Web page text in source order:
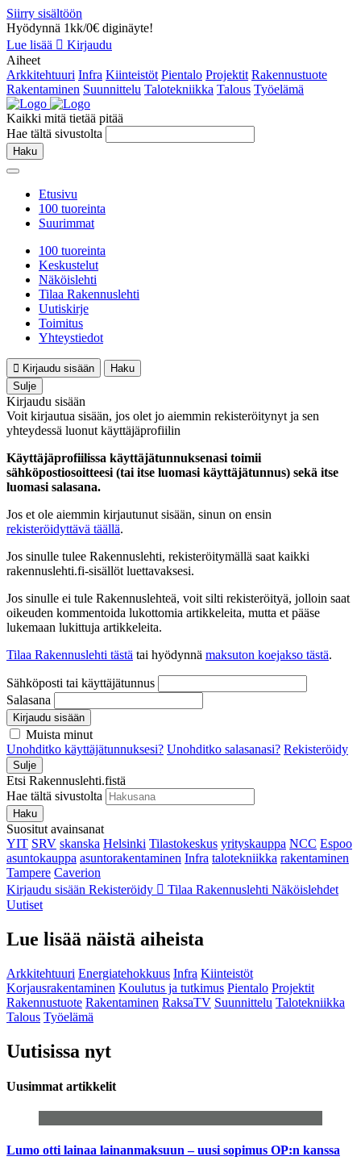
Siirry sisältöön
Hyödynnä 1kk/0€ diginäyte!
Lue lisää
Kirjaudu
Aiheet
Arkkitehtuuri Infra Kiinteistöt Pientalo Projektit Rakennustuote
Rakentaminen Suunnittelu Talotekniikka Talous Työelämä
Kaikki mitä tietää pitää
Hae tältä sivustolta
Haku
Etusivu
100 tuoreinta
Suurimmat
100 tuoreinta
Keskustelut
Näköislehti
Tilaa Rakennuslehti
Uutiskirje
Toimitus
Yhteystiedot
Kirjaudu sisään
Haku
Sulje
Kirjaudu sisään
Voit kirjautua sisään, jos olet jo aiemmin rekisteröitynyt ja sen
yhteydessä luonut käyttäjäprofiilin
Käyttäjäprofiilissa käyttäjätunnuksenasi toimii
sähköpostiosoitteesi (tai itse luomasi käyttäjätunnus) sekä itse
luomasi salasana.
Jos et ole aiemmin kirjautunut sisään, sinun on ensin
rekisteröidyttävä täällä.
Jos sinulle tulee Rakennuslehti, rekisteröitymällä saat kaikki
rakennuslehti.fi-sisällöt luettavaksesi.
Jos sinulle ei tule Rakennuslehteä, voit silti rekisteröityä, jolloin saat
oikeuden kommentoida lukottomia artikkeleita, mutta et pääse
lukemaan lukittuja artikkeleita.
Tilaa Rakennuslehti tästä tai hyödynnä maksuton koejakso tästä.
Sähköposti tai käyttäjätunnus
Salasana
Kirjaudu sisään
Muista minut
Unohditko käyttäjätunnuksesi? Unohditko salasanasi? Rekisteröidy
Sulje
Etsi Rakennuslehti.fistä
Hae tältä sivustolta
Haku
Suositut avainsanat
YIT SRV skanska Helsinki Tilastokeskus yrityskauppa NCC Espoo
asuntokauppa asuntorakentaminen Infra talotekniikka rakentaminen
Tampere Caverion
Kirjaudu sisään Rekisteröidy Tilaa Rakennuslehti Näköislehdet
Uutiset
Lue lisää näistä aiheista
Arkkitehtuuri Energiatehokkuus Infra Kiinteistöt
Korjausrakentaminen Koulutus ja tutkimus Pientalo Projektit
Rakennustuote Rakentaminen RaksaTV Suunnittelu Talotekniikka
Talous Työelämä
Uutisissa nyt
Uusimmat artikkelit
Lumo otti lainaa lainanmaksuun – uusi sopimus OP:n kanssa